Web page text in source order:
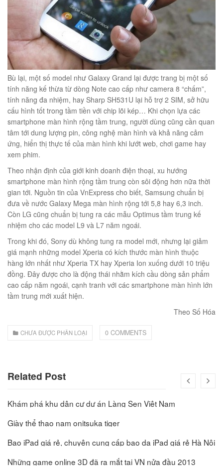
Bù lại, một số model như Galaxy Grand lại được trang bị một số
tính năng kế thừa từ dòng Note cao cấp như camera 8 “chấm”,
tính năng đa nhiệm, hay Sharp SH531U lại hỗ trợ 2 SIM, sở hữu
cấu hình tốt trong tầm tiền với chip lõi kép… Khi chọn lựa các
smartphone màn hình rộng tầm trung, người dùng cũng cần quan
tâm tới dung lượng pin, công nghệ màn hình và khả năng cảm
ứng, hiển thị thực tế của màn hình khi lướt web, chơi game hay
xem phim.
Theo nhận định của giới kinh doanh điện thoại, xu hướng
smartphone màn hình rộng tầm trung còn sôi động hơn nữa thời
gian tới. Nguồn tin của VnExpress cho biết, Samsung chuẩn bị
đưa về nước Galaxy Mega màn hình rộng tới 5,8 hay 6,3 inch.
Còn LG cũng chuẩn bị tung ra các mẫu Optimus tầm trung kế
nhiệm cho các model L9 và L7 năm ngoái.
Trong khi đó, Sony dù không tung ra model mới, nhưng lại giảm
giá mạnh những model Xperia có kích thước màn hình thuộc
hàng lớn nhất như Xperia TX hay Xperia Ion xuống dưới 10 triệu
đồng. Đây được cho là động thái nhằm kích cầu dòng sản phẩm
cao cấp năm ngoái, cạnh tranh với các smartphone màn hình lớn
tầm trung mới xuất hiện.
Theo Số Hóa
CHƯA ĐƯỢC PHÂN LOẠI 0 COMMENTS
Related Post
Khám phá khu dân cư dự án Làng Sen Việt Nam
Giày thể thao nam onitsuka tiger
Bao iPad giá rẻ, chuyên cung cấp bao da iPad giá rẻ Hà Nội
Những game online 3D đã ra mắt tại VN nửa đầu 2013